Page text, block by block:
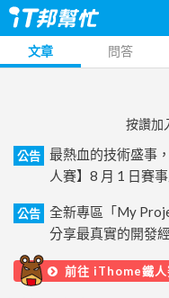
文章 問答
按讚加
公告
最熱血的技術盛事
人賽】8 月 1 日賽
公告
全新專區「My
分享最真實的開發
前往 iThome鐵人